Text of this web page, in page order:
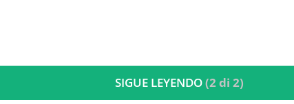
SIGUE LEYENDO(2 di 2)